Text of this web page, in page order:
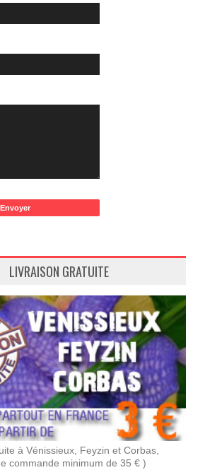
LIVRAISON GRATUITE
à Vénissieux, Feyzin et Corbas,
commande minimum de 35 € )